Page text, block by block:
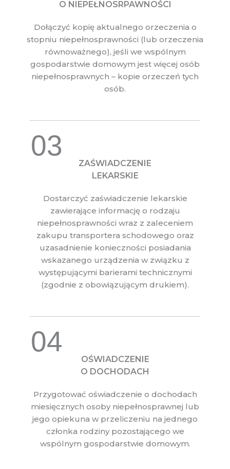
O NIEPEŁNOSRPAWNOŚCI
Dołączyć kopię aktualnego orzeczenia o
stopniu niepełnosprawności (lub orzeczenia
równoważnego), jeśli we wspólnym
gospodarstwie domowym jest więcej osób
niepełnosprawnych – kopie orzeczeń tych
osób.
03
ZAŚWIADCZENIE
LEKARSKIE
Dostarczyć zaświadczenie lekarskie
zawierające informację o rodzaju
niepełnosprawności wraz z zaleceniem
zakupu transportera schodowego oraz
uzasadnienie konieczności posiadania
wskazanego urządzenia w związku z
występującymi barierami technicznymi
(zgodnie z obowiązującym drukiem).
04
OŚWIADCZENIE
O DOCHODACH
Przygotować oświadczenie o dochodach
miesięcznych osoby niepełnosprawnej lub
jego opiekuna w przeliczeniu na jednego
członka rodziny pozostającego we
wspólnym gospodarstwie domowym.